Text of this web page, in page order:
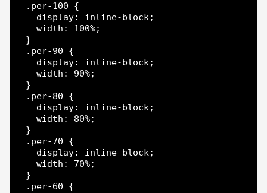
.per-100 {
  width: 100%;
}
.per-90 {
  width: 90%;
}
.per-80 {
  width: 80%;
}
.per-70 {
  width: 70%;
}
.per-60 {